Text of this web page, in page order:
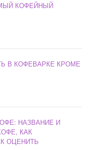
КОФЕЙНЫЙ
В КОФЕВАРКЕ КРОМЕ
НАЗВАНИЕ И
КАК
ОЦЕНИТЬ